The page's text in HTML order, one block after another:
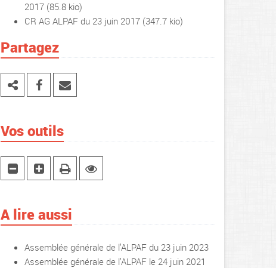
2017 (85.8 kio)
CR AG ALPAF du 23 juin 2017 (347.7 kio)
Partagez
Vos outils
A lire aussi
Assemblée générale de l’ALPAF du 23 juin 2023
Assemblée générale de l’ALPAF le 24 juin 2021